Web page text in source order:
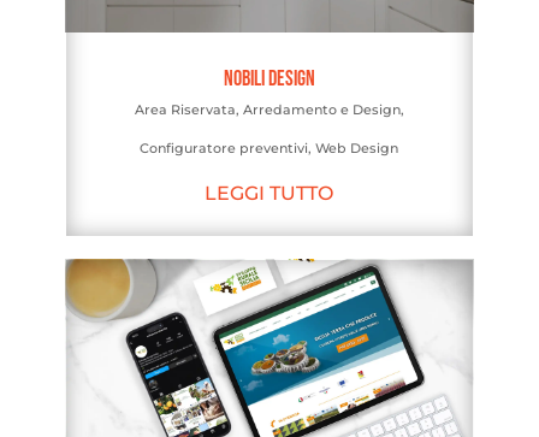
Nobili Design
Area Riservata, Arredamento e Design,
Configuratore preventivi,Web Design
LEGGI TUTTO